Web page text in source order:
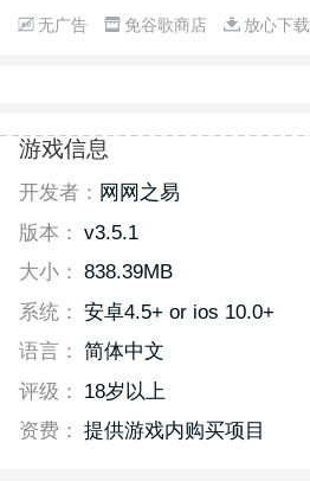
无广告 免谷歌商店 放心下载
游戏信息
开发者： 网网之易
版本： v3.5.1
大小： 838.39MB
系统： 安卓4.5+ or ios 10.0+
语言： 简体中文
评级：
18岁以上
资费： 提供游戏内购买项目